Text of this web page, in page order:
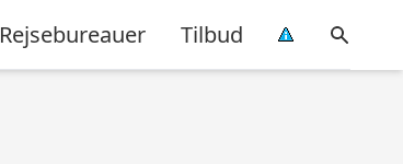
Rejsebureauer Tilbud